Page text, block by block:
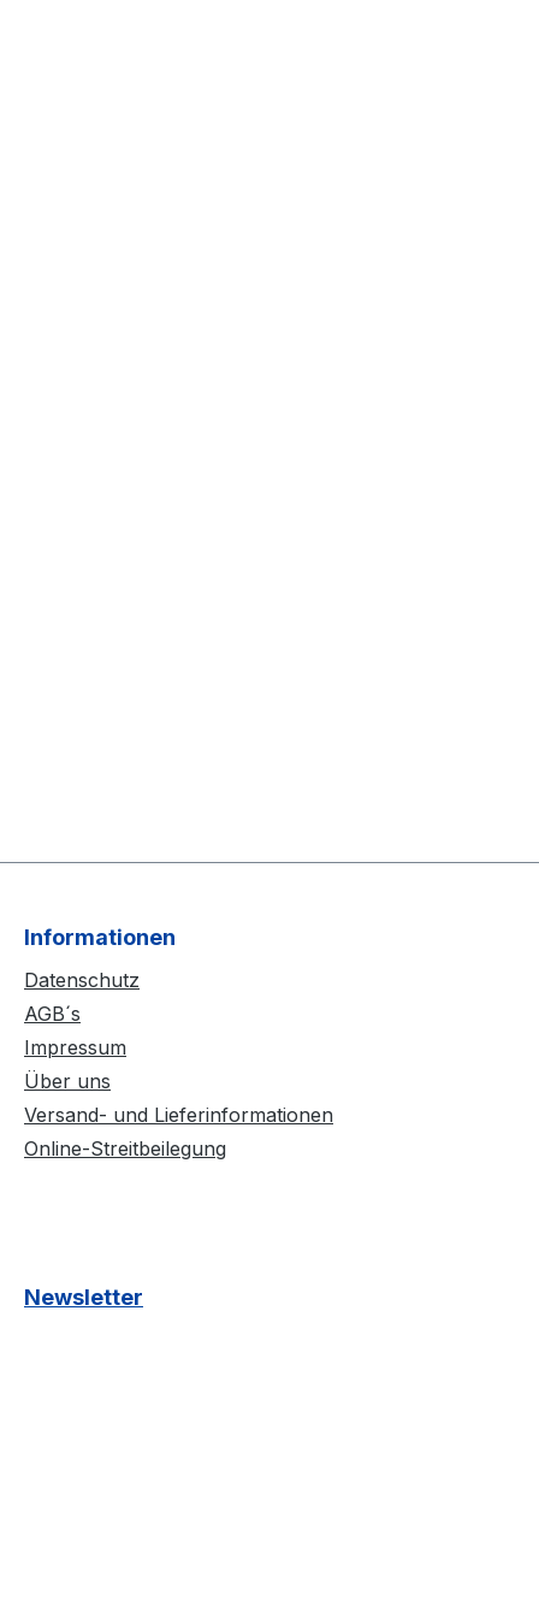
Informationen
Datenschutz
AGB´s
Impressum
Über uns
Versand- und Lieferinformationen
Online-Streitbeilegung
Newsletter